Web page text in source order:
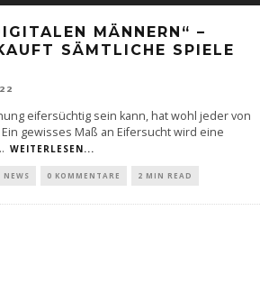
MÄNNERN“ –
SÄMTLICHE SPIELE
eifersüchtig sein kann, hat wohl jeder von
gewisses Maß an Eifersucht wird eine
WEITERLESEN...
NEWS 0 KOMMENTARE 2 MIN READ